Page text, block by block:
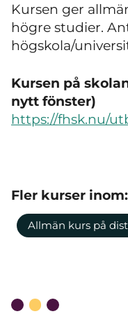
Kursen ger
högre studier.
högskola/
Kursen på
nytt fönster)
https://fhsk.nu/
Fler kurser inom:
Allmän kurs på